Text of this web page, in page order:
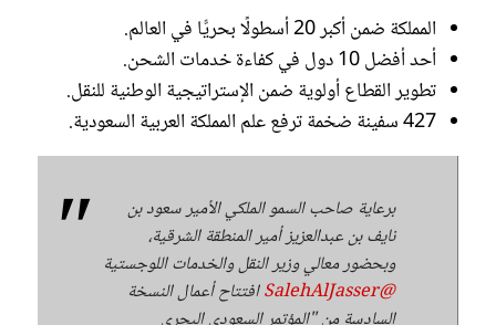
المملكة ضمن أكبر 20 أسطولًا بحريًّا في العالم.
أحد أفضل 10 دول في كفاءة خدمات الشحن.
تطوير القطاع أولوية ضمن الإستراتيجية الوطنية للنقل.
427 سفينة ضخمة ترفع علم المملكة العربية السعودية.
برعاية صاحب السمو الملكي الأمير سعود بن
نايف بن عبدالعزيز أمير المنطقة الشرقية،
وبحضور معالي وزير النقل والخدمات اللوجستية
@SalehAlJasser
افتتاح أعمال النسخة